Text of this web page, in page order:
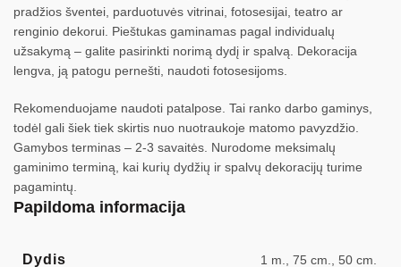
pradžios šventei, parduotuvės vitrinai, fotosesijai, teatro ar
renginio dekorui. Pieštukas gaminamas pagal individualų
užsakymą – galite pasirinkti norimą dydį ir spalvą. Dekoracija
lengva, ją patogu pernešti, naudoti fotosesijoms.
Rekomenduojame naudoti patalpose. Tai ranko darbo gaminys,
todėl gali šiek tiek skirtis nuo nuotraukoje matomo pavyzdžio.
Gamybos terminas – 2-3 savaitės. Nurodome meksimalų
gaminimo terminą, kai kurių dydžių ir spalvų dekoracijų turime
pagamintų.
Papildoma informacija
Dydis 1 m., 75 cm., 50 cm.